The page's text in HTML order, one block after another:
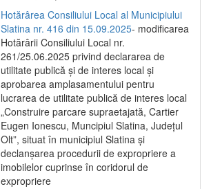
Hotărârea Consiliului Local al Municipiului
Slatina nr. 416 din 15.09.2025- modificarea
Hotărârii Consiliului Local nr.
261/25.06.2025 privind declararea de
utilitate publică și de interes local și
aprobarea amplasamentului pentru
lucrarea de utilitate publică de interes local
„Construire parcare supraetajată, Cartier
Eugen Ionescu, Muncipiul Slatina, Județul
Olt”, situat în municipiul Slatina și
declanșarea procedurii de expropriere a
imobilelor cuprinse în coridorul de
expropriere